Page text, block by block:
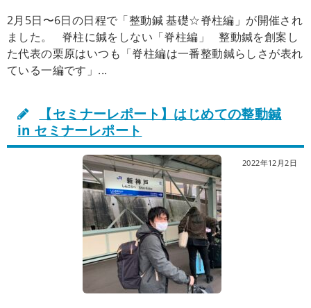
2月5日〜6日の日程で「整動鍼 基礎☆脊柱編」が開催され
ました。 脊柱に鍼をしない「脊柱編」 整動鍼を創案し
た代表の栗原はいつも「脊柱編は一番整動鍼らしさが表れ
ている一編です」...
【セミナーレポート】はじめての整動鍼
in セミナーレポート
2022年12月2日